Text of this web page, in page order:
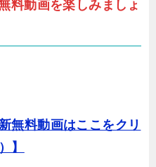
動画を楽しみましょ
無料動画はここをクリ
】